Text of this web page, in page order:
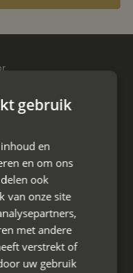
12
gebruik
en
en om ons
ook
van onze site
met andere
verstrekt of
uw gebruik